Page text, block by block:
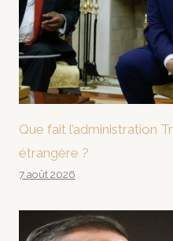
Que fait l’administration
étrangère ?
7 août 2026